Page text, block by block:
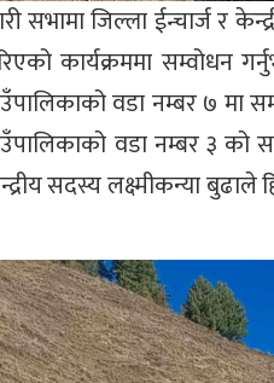
सभामा जिल्ला ईन्चार्ज र
कार्यक्रममा सम्वोधन
वडा नम्बर ७
वडा नम्बर ३
सदस्य लक्ष्मीकन्या बुढाले